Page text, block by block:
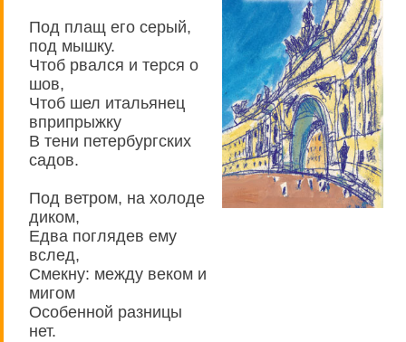
Под плащ его серый,
под мышку.
Чтоб рвался и терся о
шов,
Чтоб шел итальянец
вприпрыжку
В тени петербургских
садов.
Под ветром, на холоде
диком,
Едва поглядев ему
вслед,
Смекну: между веком и
мигом
Особенной разницы
нет.